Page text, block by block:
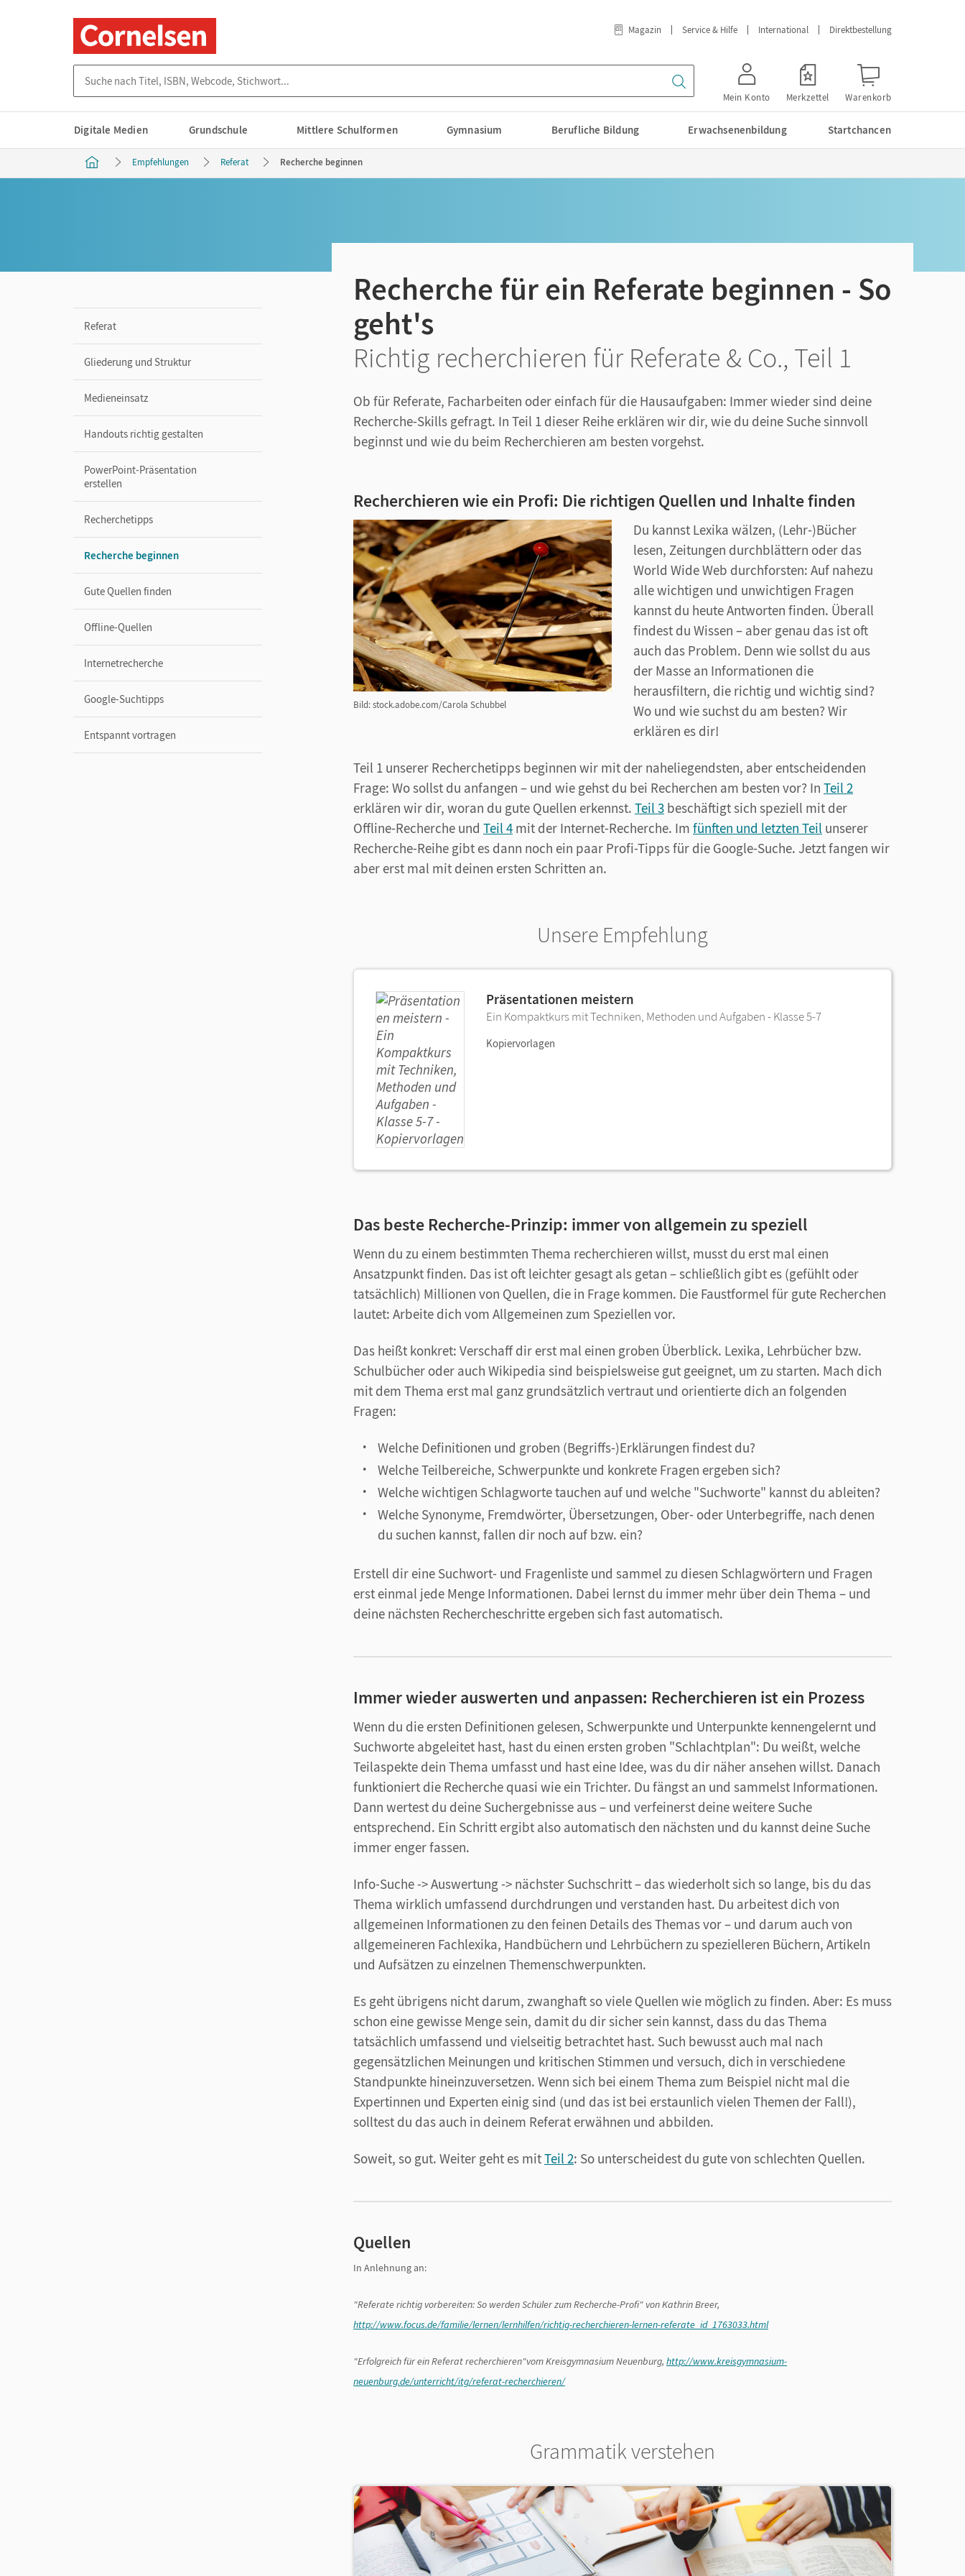
Magazin Service & Hilfe International Direktbestellung
Mein Konto Merkzettel Warenkorb
Digitale Medien Grundschule Mittlere Schulformen Gymnasium Berufliche Bildung Erwachsenenbildung Startchancen
Empfehlungen Referat Recherche beginnen
Referat
Gliederung und Struktur
Medieneinsatz
Handouts richtig gestalten
PowerPoint-Präsentation
erstellen
Recherchetipps
Recherche beginnen
Gute Quellen finden
Offline-Quellen
Internetrecherche
Google-Suchtipps
Entspannt vortragen
Recherche für ein Referate beginnen - So
geht's
Richtig recherchieren für Referate & Co., Teil 1
Ob für Referate, Facharbeiten oder einfach für die Hausaufgaben: Immer wieder sind deine
Recherche-Skills gefragt. In Teil 1 dieser Reihe erklären wir dir, wie du deine Suche sinnvoll
beginnst und wie du beim Recherchieren am besten vorgehst.
Recherchieren wie ein Profi: Die richtigen Quellen und Inhalte finden
Bild: stock.adobe.com/Carola Schubbel
Du kannst Lexika wälzen, (Lehr-)Bücher
lesen, Zeitungen durchblättern oder das
World Wide Web durchforsten: Auf nahezu
alle wichtigen und unwichtigen Fragen
kannst du heute Antworten finden. Überall
findest du Wissen – aber genau das ist oft
auch das Problem. Denn wie sollst du aus
der Masse an Informationen die
herausfiltern, die richtig und wichtig sind?
Wo und wie suchst du am besten? Wir
erklären es dir!
Teil 1 unserer Recherchetipps beginnen wir mit der naheliegendsten, aber entscheidenden
Frage: Wo sollst du anfangen – und wie gehst du bei Recherchen am besten vor? In Teil 2
erklären wir dir, woran du gute Quellen erkennst. Teil 3 beschäftigt sich speziell mit der
Offline-Recherche und Teil 4 mit der Internet-Recherche. Im fünften und letzten Teil unserer
Recherche-Reihe gibt es dann noch ein paar Profi-Tipps für die Google-Suche. Jetzt fangen wir
aber erst mal mit deinen ersten Schritten an.
Unsere Empfehlung
Präsentationen meistern
Ein Kompaktkurs mit Techniken, Methoden und Aufgaben - Klasse 5-7
Kopiervorlagen
Das beste Recherche-Prinzip: immer von allgemein zu speziell
Wenn du zu einem bestimmten Thema recherchieren willst, musst du erst mal einen
Ansatzpunkt finden. Das ist oft leichter gesagt als getan – schließlich gibt es (gefühlt oder
tatsächlich) Millionen von Quellen, die in Frage kommen. Die Faustformel für gute Recherchen
lautet: Arbeite dich vom Allgemeinen zum Speziellen vor.
Das heißt konkret: Verschaff dir erst mal einen groben Überblick. Lexika, Lehrbücher bzw.
Schulbücher oder auch Wikipedia sind beispielsweise gut geeignet, um zu starten. Mach dich
mit dem Thema erst mal ganz grundsätzlich vertraut und orientierte dich an folgenden
Fragen:
Welche Definitionen und groben (Begriffs-)Erklärungen findest du?
Welche Teilbereiche, Schwerpunkte und konkrete Fragen ergeben sich?
Welche wichtigen Schlagworte tauchen auf und welche "Suchworte" kannst du ableiten?
Welche Synonyme, Fremdwörter, Übersetzungen, Ober- oder Unterbegriffe, nach denen
du suchen kannst, fallen dir noch auf bzw. ein?
Erstell dir eine Suchwort- und Fragenliste und sammel zu diesen Schlagwörtern und Fragen
erst einmal jede Menge Informationen. Dabei lernst du immer mehr über dein Thema – und
deine nächsten Rechercheschritte ergeben sich fast automatisch.
Immer wieder auswerten und anpassen: Recherchieren ist ein Prozess
Wenn du die ersten Definitionen gelesen, Schwerpunkte und Unterpunkte kennengelernt und
Suchworte abgeleitet hast, hast du einen ersten groben "Schlachtplan": Du weißt, welche
Teilaspekte dein Thema umfasst und hast eine Idee, was du dir näher ansehen willst. Danach
funktioniert die Recherche quasi wie ein Trichter. Du fängst an und sammelst Informationen.
Dann wertest du deine Suchergebnisse aus – und verfeinerst deine weitere Suche
entsprechend. Ein Schritt ergibt also automatisch den nächsten und du kannst deine Suche
immer enger fassen.
Info-Suche -> Auswertung -> nächster Suchschritt – das wiederholt sich so lange, bis du das
Thema wirklich umfassend durchdrungen und verstanden hast. Du arbeitest dich von
allgemeinen Informationen zu den feinen Details des Themas vor – und darum auch von
allgemeineren Fachlexika, Handbüchern und Lehrbüchern zu spezielleren Büchern, Artikeln
und Aufsätzen zu einzelnen Themenschwerpunkten.
Es geht übrigens nicht darum, zwanghaft so viele Quellen wie möglich zu finden. Aber: Es muss
schon eine gewisse Menge sein, damit du dir sicher sein kannst, dass du das Thema
tatsächlich umfassend und vielseitig betrachtet hast. Such bewusst auch mal nach
gegensätzlichen Meinungen und kritischen Stimmen und versuch, dich in verschiedene
Standpunkte hineinzuversetzen. Wenn sich bei einem Thema zum Beispiel nicht mal die
Expertinnen und Experten einig sind (und das ist bei erstaunlich vielen Themen der Fall!),
solltest du das auch in deinem Referat erwähnen und abbilden.
Soweit, so gut. Weiter geht es mitTeil 2: So unterscheidest du gute von schlechten Quellen.
Quellen
In Anlehnung an:
"Referate richtig vorbereiten: So werden Schüler zum Recherche-Profi" von Kathrin Breer,
http://www.focus.de/familie/lernen/lernhilfen/richtig-recherchieren-lernen-referate_id_1763033.html
"Erfolgreich für ein Referat recherchieren"vom Kreisgymnasium Neuenburg, http://www.kreisgymnasium-
neuenburg.de/unterricht/itg/referat-recherchieren/
Grammatik verstehen